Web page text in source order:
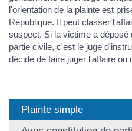
l'orientation de la plainte est
République. Il peut classer
suspect. Si la victime a déposé
partie civile, c'est le juge
décide de faire juger l'affaire ou
Plainte simple